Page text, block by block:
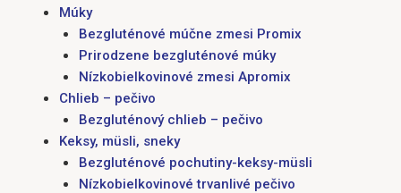
Múky
Bezgluténové múčne zmesi Promix
Prirodzene bezgluténové múky
Nízkobielkovinové zmesi Apromix
Chlieb – pečivo
Bezgluténový chlieb – pečivo
Keksy, müsli, sneky
Bezgluténové pochutiny-keksy-müsli
Nízkobielkovinové trvanlivé pečivo